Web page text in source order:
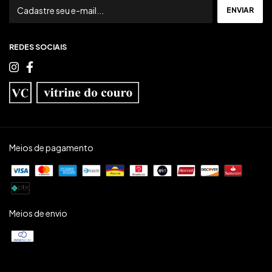
REDES SOCIAIS
Meios de pagamento
Meios de envio